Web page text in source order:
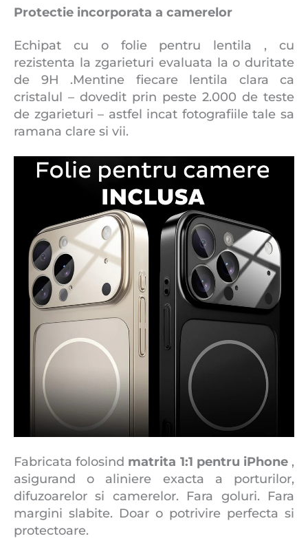
Protectie incorporata a camerelor
Echipat cu o folie pentru lentila , cu
rezistenta la zgarieturi evaluata la o duritate
de 9H .Mentine fiecare lentila clara ca
cristalul – dovedit prin peste 2.000 de teste
de zgarieturi – astfel incat fotografiile tale sa
ramana clare si vii.
Fabricata folosind matrita 1:1 pentru iPhone,
asigurand o aliniere exacta a porturilor,
difuzoarelor si camerelor. Fara goluri. Fara
margini slabite. Doar o potrivire perfecta si
protectoare.